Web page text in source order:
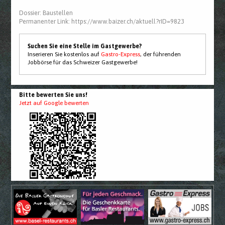
Dossier: Baustellen
Permanenter Link: https://www.baizer.ch/aktuell?rID=9823
Suchen Sie eine Stelle im Gastgewerbe?
Inserieren Sie kostenlos aufGastro-Express, der führenden
Jobbörse für das Schweizer Gastgewerbe!
Bitte bewerten Sie uns!
Jetzt auf Google bewerten